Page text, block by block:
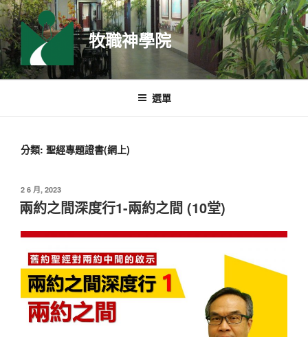
跳
至
主
要
內
牧職神學院
選單
分類: 聖經專題證書(網上)
發
佈
於
2 6 月, 2023
兩約之間深度行1-兩約之間 (10堂)